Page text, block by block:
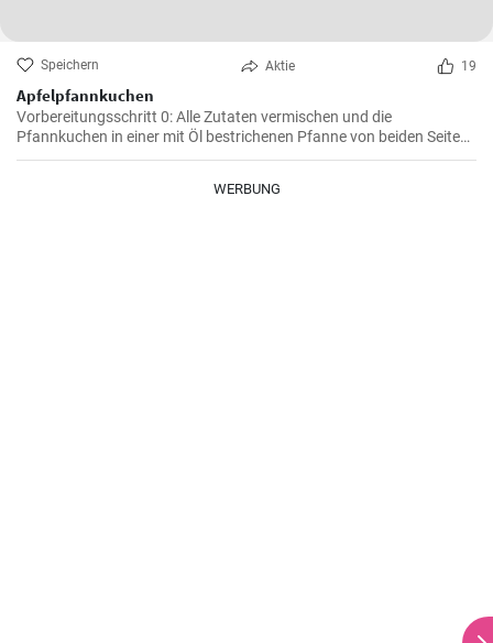
Speichern Aktie 19
Apfelpfannkuchen
Vorbereitungsschritt 0: Alle Zutaten vermischen und die
Pfannkuchen in einer mit Öl bestrichenen Pfanne von beiden Seiten
braten.
WERBUNG